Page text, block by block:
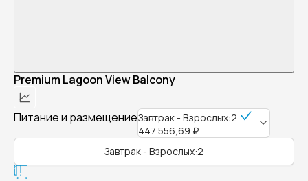
Premium Lagoon View Balcony
Питание и размещениеЗавтрак - Взрослых:2
447 556,69 ₽
Завтрак - Взрослых:2